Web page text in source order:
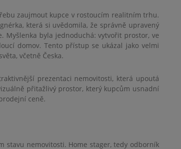
zaujmout kupce v rostoucím realitním trhu.
která si uvědomila, že správně upravený
byla jednoduchá: vytvořit prostor, ve
domov. Tento přístup se ukázal jako velmi
včetně Česka.
prezentaci nemovitosti, která upoutá
přitažlivý prostor, který kupcům usnadní
ceně.
stavu nemovitosti. Home stager, tedy odborník